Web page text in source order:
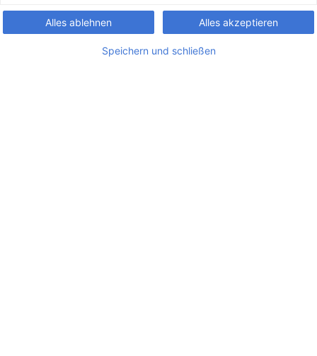
Alles ablehnen Alles akzeptieren
Speichern und schließen